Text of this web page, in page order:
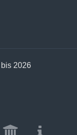
2026